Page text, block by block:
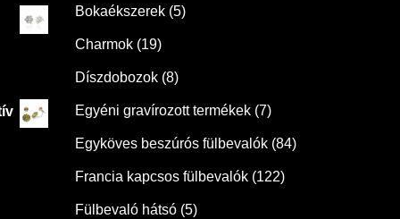
Bokaékszerek (5)
Charmok (19)
Díszdobozok (8)
Egyéni gravírozott termékek (7)
Egyköves beszúrós fülbevalók (84)
Francia kapcsos fülbevalók (122)
Fülbevaló hátsó (5)